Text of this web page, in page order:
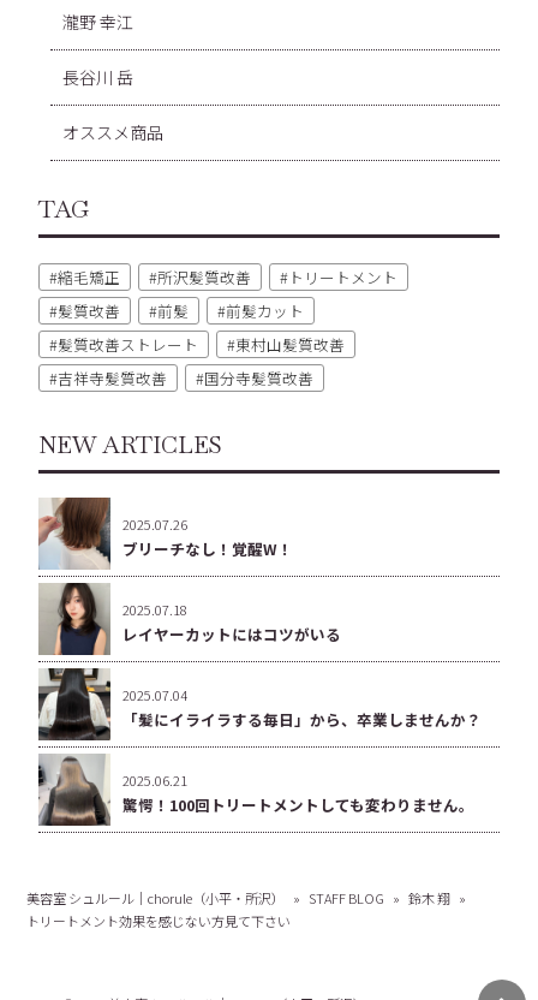
瀧野 幸江
長谷川 岳
オススメ商品
TAG
縮毛矯正 所沢髪質改善
トリートメント
髪質改善
前髪
前髪カット
髪質改善ストレート
東村山髪質改善
吉祥寺髪質改善
国分寺髪質改善
NEW ARTICLES
2025.07.26
ブリーチなし！覚醒W！
2025.07.18
レイヤーカットにはコツがいる
2025.07.04
「髪にイライラする毎日」から、卒業しませんか？
2025.06.21
驚愕！100回トリートメントしても変わりません。
美容室 シュルール｜chorule（小平・所沢） » STAFF BLOG » 鈴木 翔 »
トリートメント効果を感じない方見て下さい